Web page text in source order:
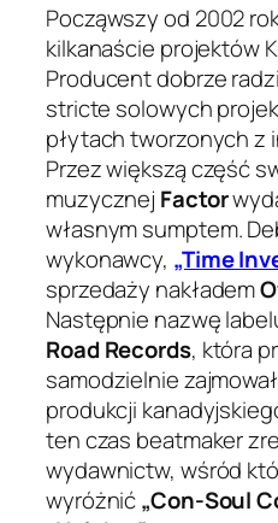
Począwszy od 2002
kilkanaście projektów
Producent dobrze
stricte solowych
płytach tworzonych z
Przez większą część
muzycznej Factor
własnym sumptem.
wykonawcy, „Time
sprzedaży nakładem
Następnie nazwę
Road Records, która
samodzielnie
produkcji
ten czas beatmaker
wydawnictw, wśród
wyróżnić„Con-Soul